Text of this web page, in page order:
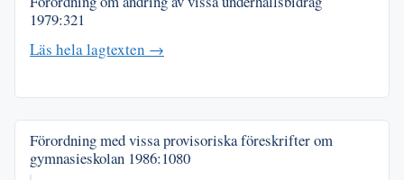
1979:321
Läs hela lagtexten →
Förordning med vissa provisoriska föreskrifter om
gymnasieskolan 1986:1080